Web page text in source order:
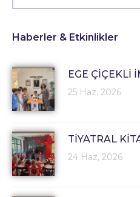
Haberler & Etkinlikler
EGE ÇİÇEKLİ
25 Haz, 2026
TİYATRAL
24 Haz, 2026